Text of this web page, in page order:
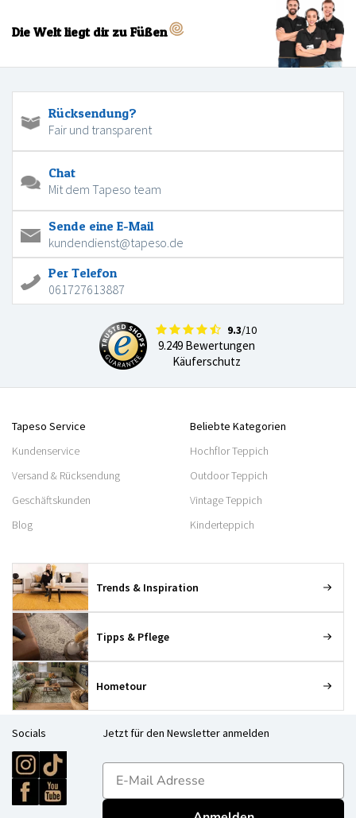
Die Welt liegt dir zu Füßen
Rücksendung?
Fair und transparent
Chat
Mit dem Tapeso team
Sende eine E-Mail
kundendienst@tapeso.de
Per Telefon
061727613887
9.3/10
9.249 Bewertungen
Käuferschutz
Tapeso Service
Kundenservice
Versand & Rücksendung
Geschäftskunden
Blog
Beliebte Kategorien
Hochflor Teppich
Outdoor Teppich
Vintage Teppich
Kinderteppich
Trends & Inspiration
Tipps & Pflege
Hometour
Socials Jetzt für den Newsletter anmelden
E-mailadres